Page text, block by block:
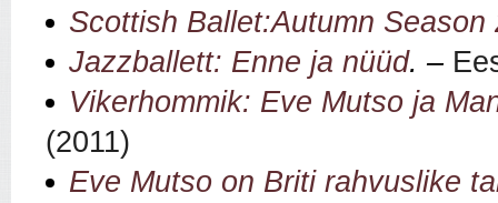
Scottish Ballet:Autumn
Jazzballett: Enne ja nüüd. –
Vikerhommik: Eve Mutso ja
(2011)
Eve Mutso on Briti rahvuslike